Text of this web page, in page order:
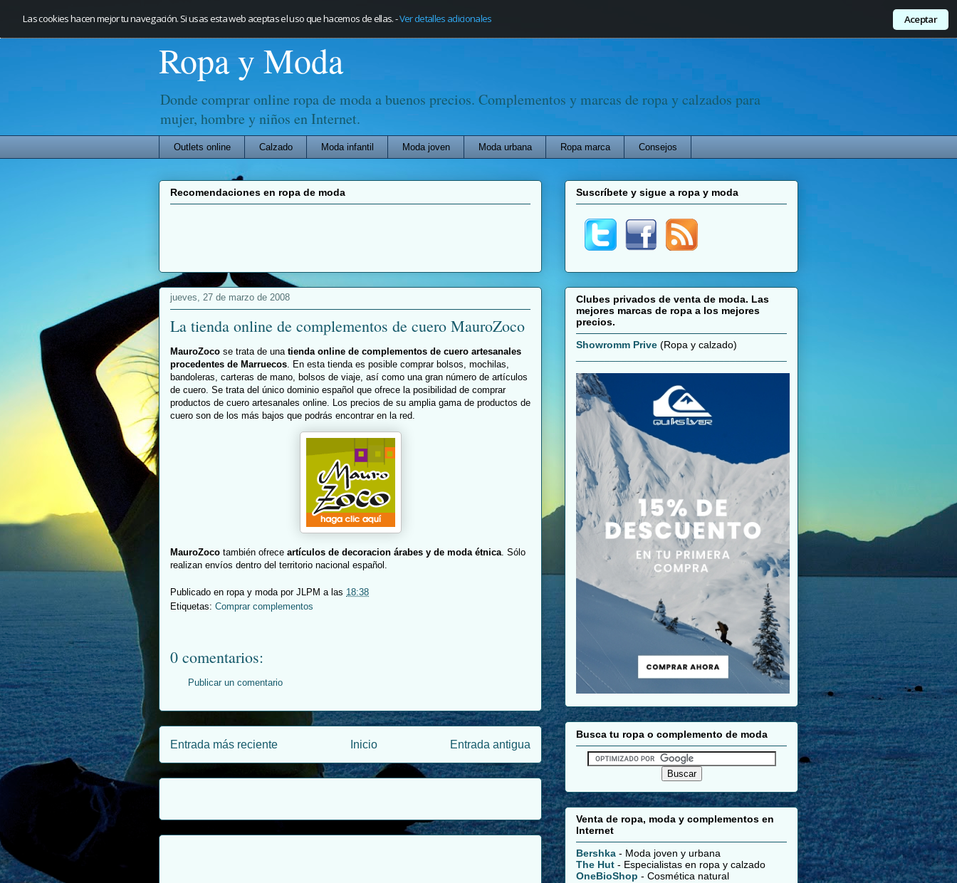
Las cookies hacen mejor tu navegación. Si usas esta web aceptas el uso que hacemos de ellas.-Ver detalles adicionales Aceptar
Ropa y Moda
Donde comprar online ropa de moda a buenos precios. Complementos y marcas de ropa y calzados para
mujer, hombre y niños en Internet.
Outlets online Calzado Moda infantil Moda joven Moda urbana Ropa marca Consejos
Recomendaciones en ropa de moda
jueves, 27 de marzo de 2008
La tienda online de complementos de cuero MauroZoco
MauroZoco se trata de una tienda online de complementos de cuero artesanales
procedentes de Marruecos . En esta tienda es posible comprar bolsos, mochilas,
bandoleras, carteras de mano, bolsos de viaje, así como una gran número de artículos
de cuero. Se trata del único dominio español que ofrece la posibilidad de comprar
productos de cuero artesanales online. Los precios de su amplia gama de productos de
cuero son de los más bajos que podrás encontrar en la red.
MauroZoco también ofrece artículos de decoracion árabes y de moda étnica . Sólo
realizan envíos dentro del territorio nacional español.
Publicado en ropa y moda por JLPM a las 18:38
Etiquetas: Comprar complementos
0 comentarios:
Publicar un comentario
Entrada más reciente Entrada antigua
Inicio
Suscríbete y sigue a ropa y moda
Clubes privados de venta de moda. Las
mejores marcas de ropa a los mejores
precios.
Showromm Prive (Ropa y calzado)
Busca tu ropa o complemento de moda
Venta de ropa, moda y complementos en
Internet
Bershka - Moda joven y urbana
The Hut - Especialistas en ropa y calzado
OneBioShop - Cosmética natural